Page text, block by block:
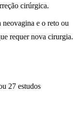
cirúrgica.
neovagina e o reto ou
requer nova cirurgia.
27 estudos